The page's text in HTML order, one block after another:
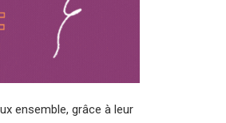
ensemble, grâce à leur